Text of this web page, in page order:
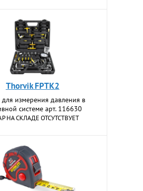
Thorvik FPTK2
измерения давления в
системе арт. 116630
НА СКЛАДЕ ОТСУТСТВУЕТ